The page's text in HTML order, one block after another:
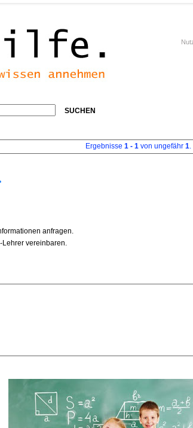
SUCHEN
Ergebnisse 1 - 1 von ungefähr 1
anfragen.
vereinbaren.